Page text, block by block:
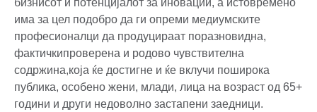
бизнисот и потенцијалот за иновации, а истовремено
има за цел подобро да ги опреми медиумските
професионалци да продуцираат поразновидна,
фактичкипроверена и родово чувствителна
содржина,која ќе достигне и ќе вклучи поширока
публика, особено жени, млади, лица на возраст од 65+
години и други недоволно застапени заедници.